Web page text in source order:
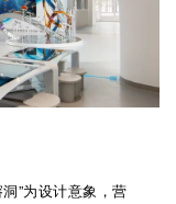
”为设计意象，营